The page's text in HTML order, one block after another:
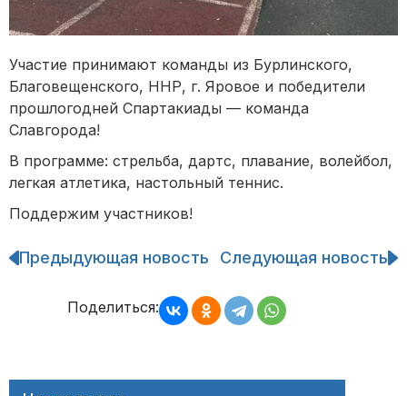
Участие принимают команды из Бурлинского,
Благовещенского, ННР, г. Яровое и победители
прошлогодней Спартакиады — команда
Славгорода!
В программе: стрельба, дартс, плавание, волейбол,
легкая атлетика, настольный теннис.
Поддержим участников!
Навигация
записям
Предыдующая новость Следующая новость
Поделиться: